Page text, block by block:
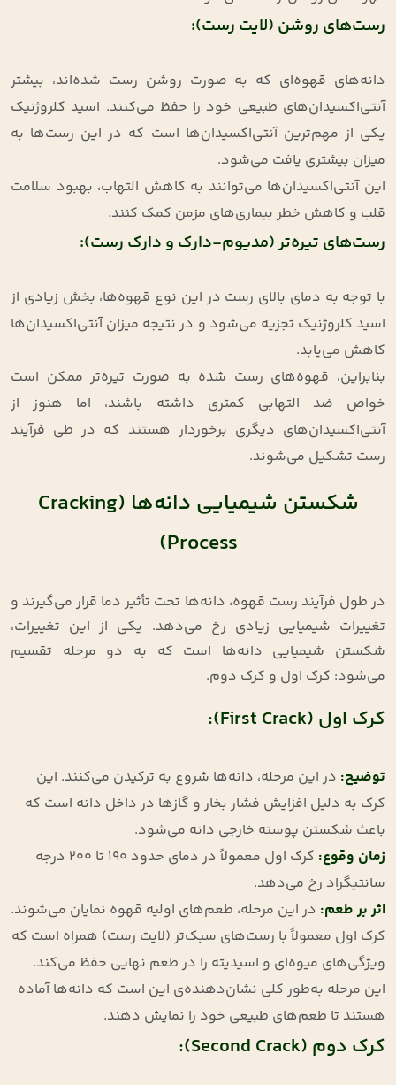
رست‌های روشن (لایت رست):
دانه‌های قهوه‌ای که به صورت روشن رست شده‌اند، بیشتر
آنتی‌اکسیدان‌های طبیعی خود را حفظ می‌کنند. اسید کلروژنیک
یکی از مهم‌ترین آنتی‌اکسیدان‌ها است که در این رست‌ها به
میزان بیشتری یافت می‌شود.
این آنتی‌اکسیدان‌ها می‌توانند به کاهش التهاب، بهبود سلامت
قلب و کاهش خطر بیماری‌های مزمن کمک کنند.
رست‌های تیره‌تر (مدیوم-دارک و دارک رست):
با توجه به دمای بالای رست در این نوع قهوه‌ها، بخش زیادی از
اسید کلروژنیک تجزیه می‌شود و در نتیجه میزان آنتی‌اکسیدان‌ها
کاهش می‌یابد.
بنابراین، قهوه‌های رست شده به صورت تیره‌تر ممکن است
خواص ضد التهابی کمتری داشته باشند، اما هنوز از
آنتی‌اکسیدان‌های دیگری برخوردار هستند که در طی فرآیند
رست تشکیل می‌شوند.
شکستن شیمیایی دانه‌ها (Cracking
Process)
در طول فرآیند رست قهوه، دانه‌ها تحت تأثیر دما قرار می‌گیرند و
تغییرات شیمیایی زیادی رخ می‌دهد. یکی از این تغییرات،
شکستن شیمیایی دانه‌ها است که به دو مرحله تقسیم
می‌شود: کرک اول و کرک دوم.
کرک اول (First Crack):
توضیح: در این مرحله، دانه‌ها شروع به ترکیدن می‌کنند. این
کرک به دلیل افزایش فشار بخار و گازها در داخل دانه است که
باعث شکستن پوسته خارجی دانه می‌شود.
زمان وقوع:
کرک اول معمولاً در دمای حدود ۱۹۰ تا ۲۰۰ درجه
سانتیگراد رخ می‌دهد.
اثر بر طعم: در این مرحله، طعم‌های اولیه قهوه نمایان می‌شوند.
کرک اول معمولاً با رست‌های سبک‌تر (لایت رست) همراه است که
ویژگی‌های میوه‌ای و اسیدیته را در طعم نهایی حفظ می‌کند.
این مرحله به‌طور کلی نشان‌دهنده‌ی این است که دانه‌ها آماده
هستند تا طعم‌های طبیعی خود را نمایش دهند.
کرک دوم (Second Crack):